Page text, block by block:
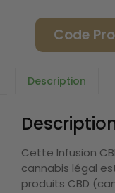
Code
Description
Cette Infusion
cannabis légal
produits CBD